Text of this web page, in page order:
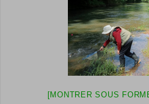
[MONTRER SOUS